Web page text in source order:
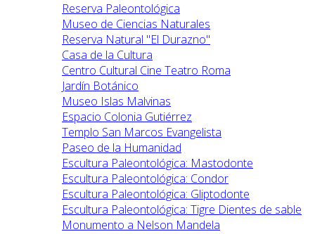
Reserva Paleontológica
Museo de Ciencias Naturales
Reserva Natural "El Durazno"
Casa de la Cultura
Centro Cultural Cine Teatro Roma
Jardín Botánico
Museo Islas Malvinas
Espacio Colonia Gutiérrez
Templo San Marcos Evangelista
Paseo de la Humanidad
Escultura Paleontológica: Mastodonte
Escultura Paleontológica: Condor
Escultura Paleontológica: Gliptodonte
Escultura Paleontológica: Tigre Dientes de sable
Monumento a Nelson Mandela